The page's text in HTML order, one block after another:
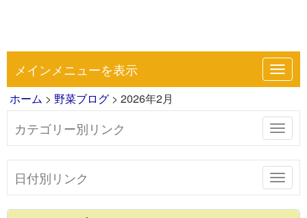
メインメニューを表示
ホーム > 野菜ブログ > 2026年2月
カテゴリー別リンク
日付別リンク